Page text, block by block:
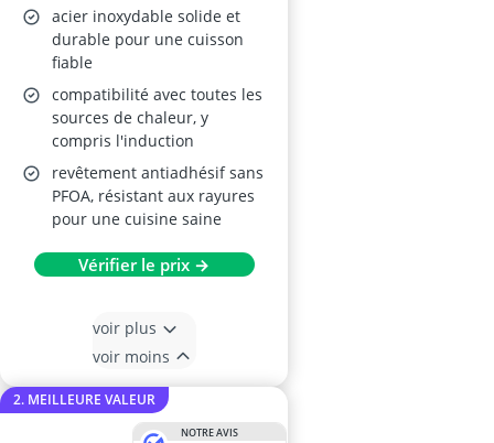
acier inoxydable solide et
durable pour une cuisson
fiable
compatibilité avec toutes les
sources de chaleur, y
compris l'induction
revêtement antiadhésif sans
PFOA, résistant aux rayures
pour une cuisine saine
Vérifier le prix →
voir plus
voir moins
2. MEILLEURE VALEUR
NOTRE AVIS